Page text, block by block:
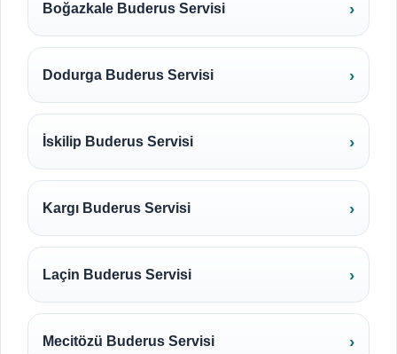
Boğazkale Buderus Servisi
Dodurga Buderus Servisi
İskilip Buderus Servisi
Kargı Buderus Servisi
Laçin Buderus Servisi
Mecitözü Buderus Servisi